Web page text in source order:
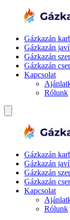
Gázkazán
Gázkazán
Gázkazán
Gázkazán
Kapcsolat
Rólunk
Gázkazán
Gázkazán
Gázkazán
Gázkazán
Kapcsolat
Rólunk